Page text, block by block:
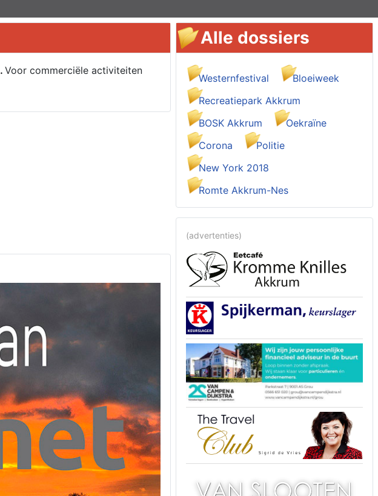
. Voor commerciële activiteiten
Alle dossiers
Westernfestival
Bloeiweek
Recreatiepark Akkrum
BOSK Akkrum
Oekraïne
Corona
Politie
New York 2018
Romte Akkrum-Nes
(advertenties)